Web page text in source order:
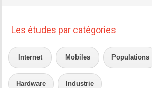
Les études par catégories
Internet Mobiles Populations
Hardware Industrie